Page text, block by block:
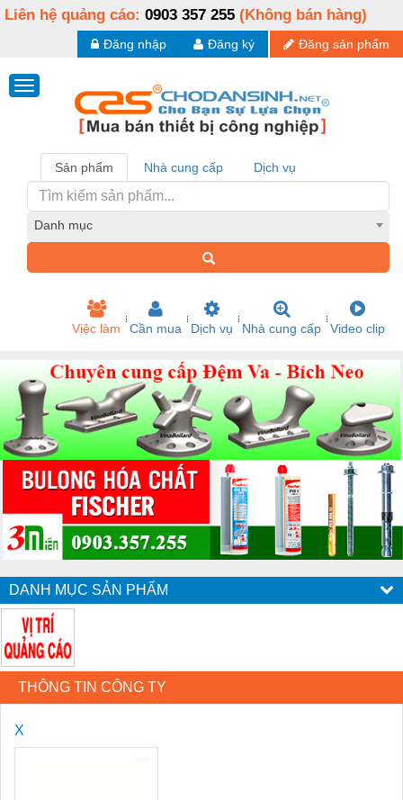
Liên hệ quảng cáo: 0903 357 255 (Không bán hàng)
Đăng sản phẩm
Đăng ký
Đăng nhập
Sản phẩm Nhà cung cấp Dịch vụ
Danh mục
Việc làm Cần mua Dịch vụ Nhà cung cấp Video clip
DANH MỤC SẢN PHẨM
THÔNG TIN CÔNG TY
X